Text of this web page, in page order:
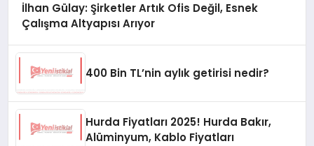
İlhan Gülay: Şirketler Artık Ofis Değil, Esnek
Çalışma Altyapısı Arıyor
400 Bin TL’nin aylık getirisi nedir?
Hurda Fiyatları 2025! Hurda Bakır,
Alüminyum, Kablo Fiyatları